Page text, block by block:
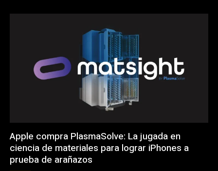
Apple compra PlasmaSolve: La jugada en
ciencia de materiales para lograr iPhones a
prueba de arañazos